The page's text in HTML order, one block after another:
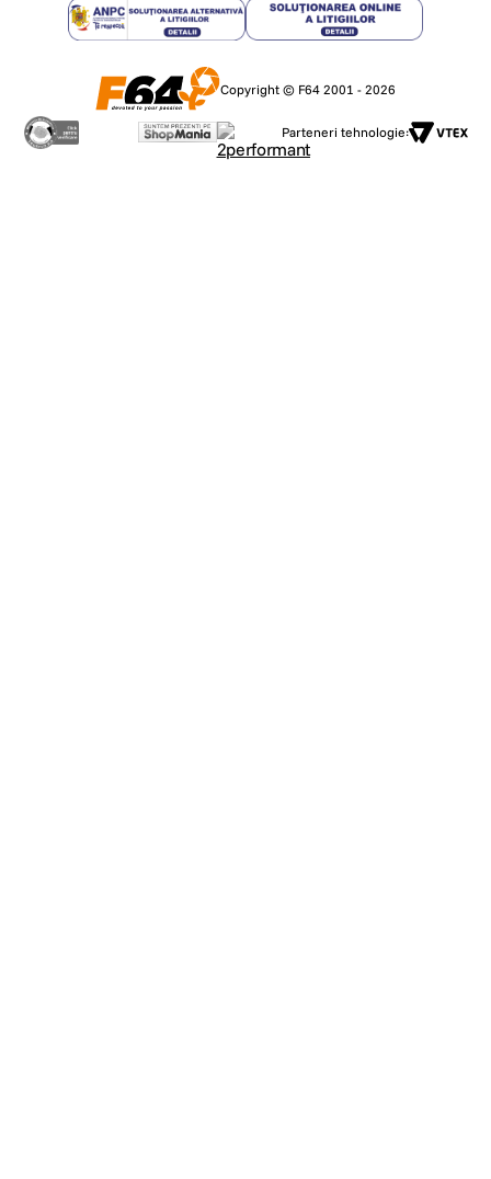
Copyright © F64 2001 - 2026
Parteneri tehnologie: